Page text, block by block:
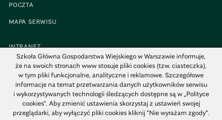
POCZTA
MAPA SERWISU
INTRANET
BIP
MAPA KAMPUSU
Szkoła Główna Gospodarstwa Wiejskiego w Warszawie informuje,
że na swoich stronach www stosuje pliki cookies (tzw. ciasteczka),
w tym pliki funkcjonalne, analityczne i reklamowe. Szczegółowe
informacje na temat przetwarzania danych użytkowników serwisu
i wykorzystywanych technologii śledzących dostępne są w „Polityce
cookies”. Aby zmienić ustawienia skorzystaj z ustawień swojej
przeglądarki, aby wyłączyć pliki cookies kliknij "Nie wyrażam zgody".